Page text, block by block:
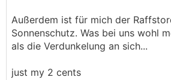
Außerdem ist für mich der
Sonnenschutz. Was bei uns wohl
als die Verdunkelung an sich...
just my 2 cents